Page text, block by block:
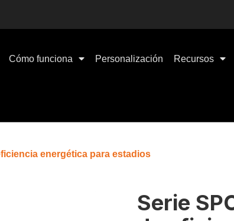
Cómo funciona Personalización Recursos
energética para estadios
Serie